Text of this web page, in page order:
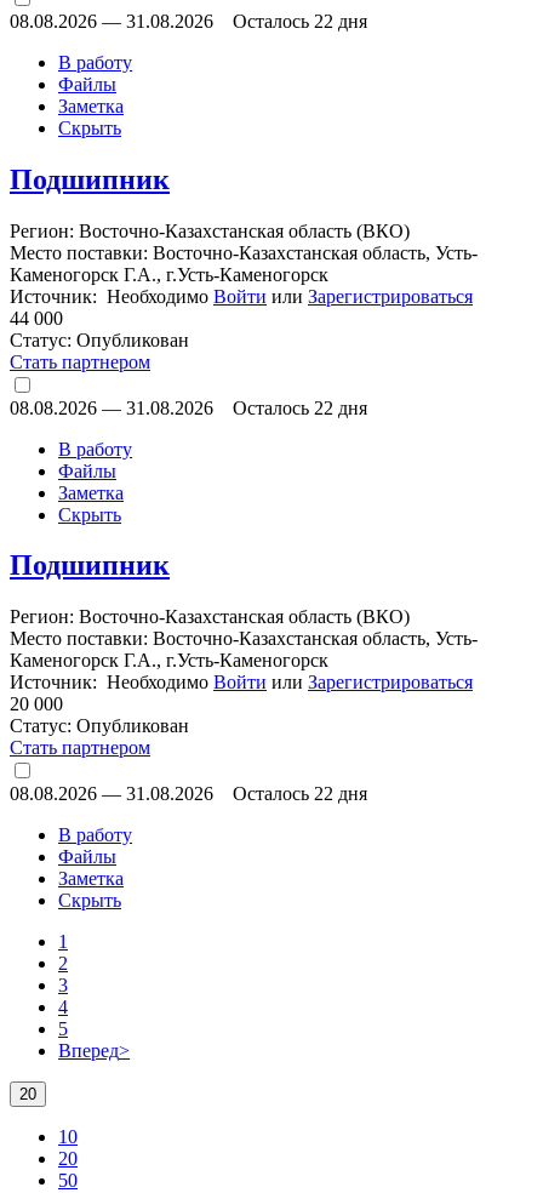
08.08.2026 — 31.08.2026
Осталось 22 дня
В работу
Файлы
Заметка
Скрыть
Подшипник
Регион: Восточно-Казахстанская область (ВКО)
Место поставки: Восточно-Казахстанская область, Усть-
Каменогорск Г.А., г.Усть-Каменогорск
Источник: Необходимо Войти или Зарегистрироваться
44 000
Статус: Опубликован
Стать партнером
08.08.2026 — 31.08.2026
Осталось 22 дня
В работу
Файлы
Заметка
Скрыть
Подшипник
Регион: Восточно-Казахстанская область (ВКО)
Место поставки: Восточно-Казахстанская область, Усть-
Каменогорск Г.А., г.Усть-Каменогорск
Источник: Необходимо Войти или Зарегистрироваться
20 000
Статус: Опубликован
Стать партнером
08.08.2026 — 31.08.2026
Осталось 22 дня
В работу
Файлы
Заметка
Скрыть
1
2
3
4
5
Вперед>
20
10
20
50